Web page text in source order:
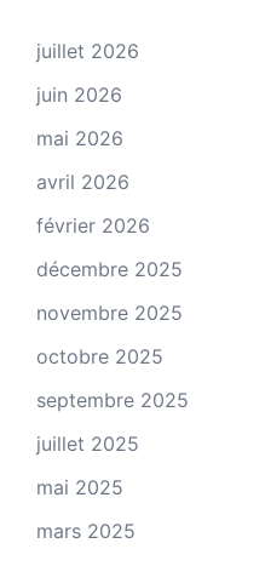
juillet 2026
juin 2026
mai 2026
avril 2026
février 2026
décembre 2025
novembre 2025
octobre 2025
septembre 2025
juillet 2025
mai 2025
mars 2025